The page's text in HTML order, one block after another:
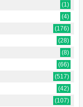
(1)
(4)
(176)
(28)
(8)
(66)
(517)
(42)
(107)